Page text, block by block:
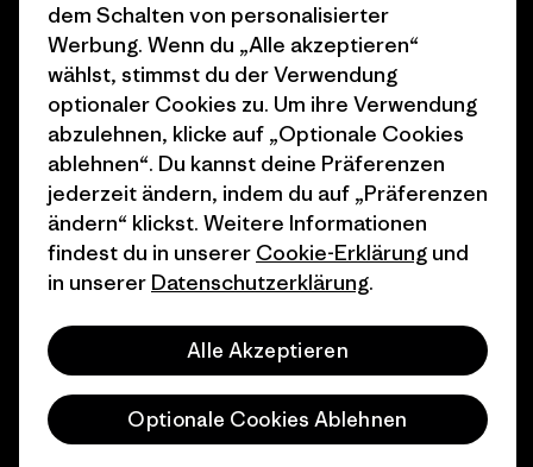
Wie wir finanzieren
Geschenkgutscheine
Stores in deiner Nähe
Affiliate-Programm
Patagonia Schweiz
Seitenverzeichnis
© 2026 Patagonia, Inc. All Rights Reserved.
Deutsch
dem Schalten von personalisierter
Werbung. Wenn du „Alle akzeptieren“
wählst, stimmst du der Verwendung
optionaler Cookies zu. Um ihre Verwendung
abzulehnen, klicke auf „Optionale Cookies
ablehnen“. Du kannst deine Präferenzen
jederzeit ändern, indem du auf „Präferenzen
ändern“ klickst. Weitere Informationen
findest du in unserer Cookie-Erklärung und
in unserer Datenschutzerklärung.
Alle Akzeptieren
Optionale Cookies Ablehnen